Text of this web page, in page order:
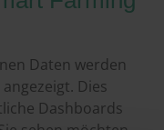
Daten werden
Dies
Dashboards